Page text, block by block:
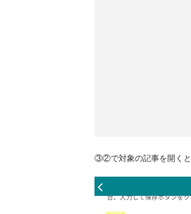
③②で対象の記事を開くと